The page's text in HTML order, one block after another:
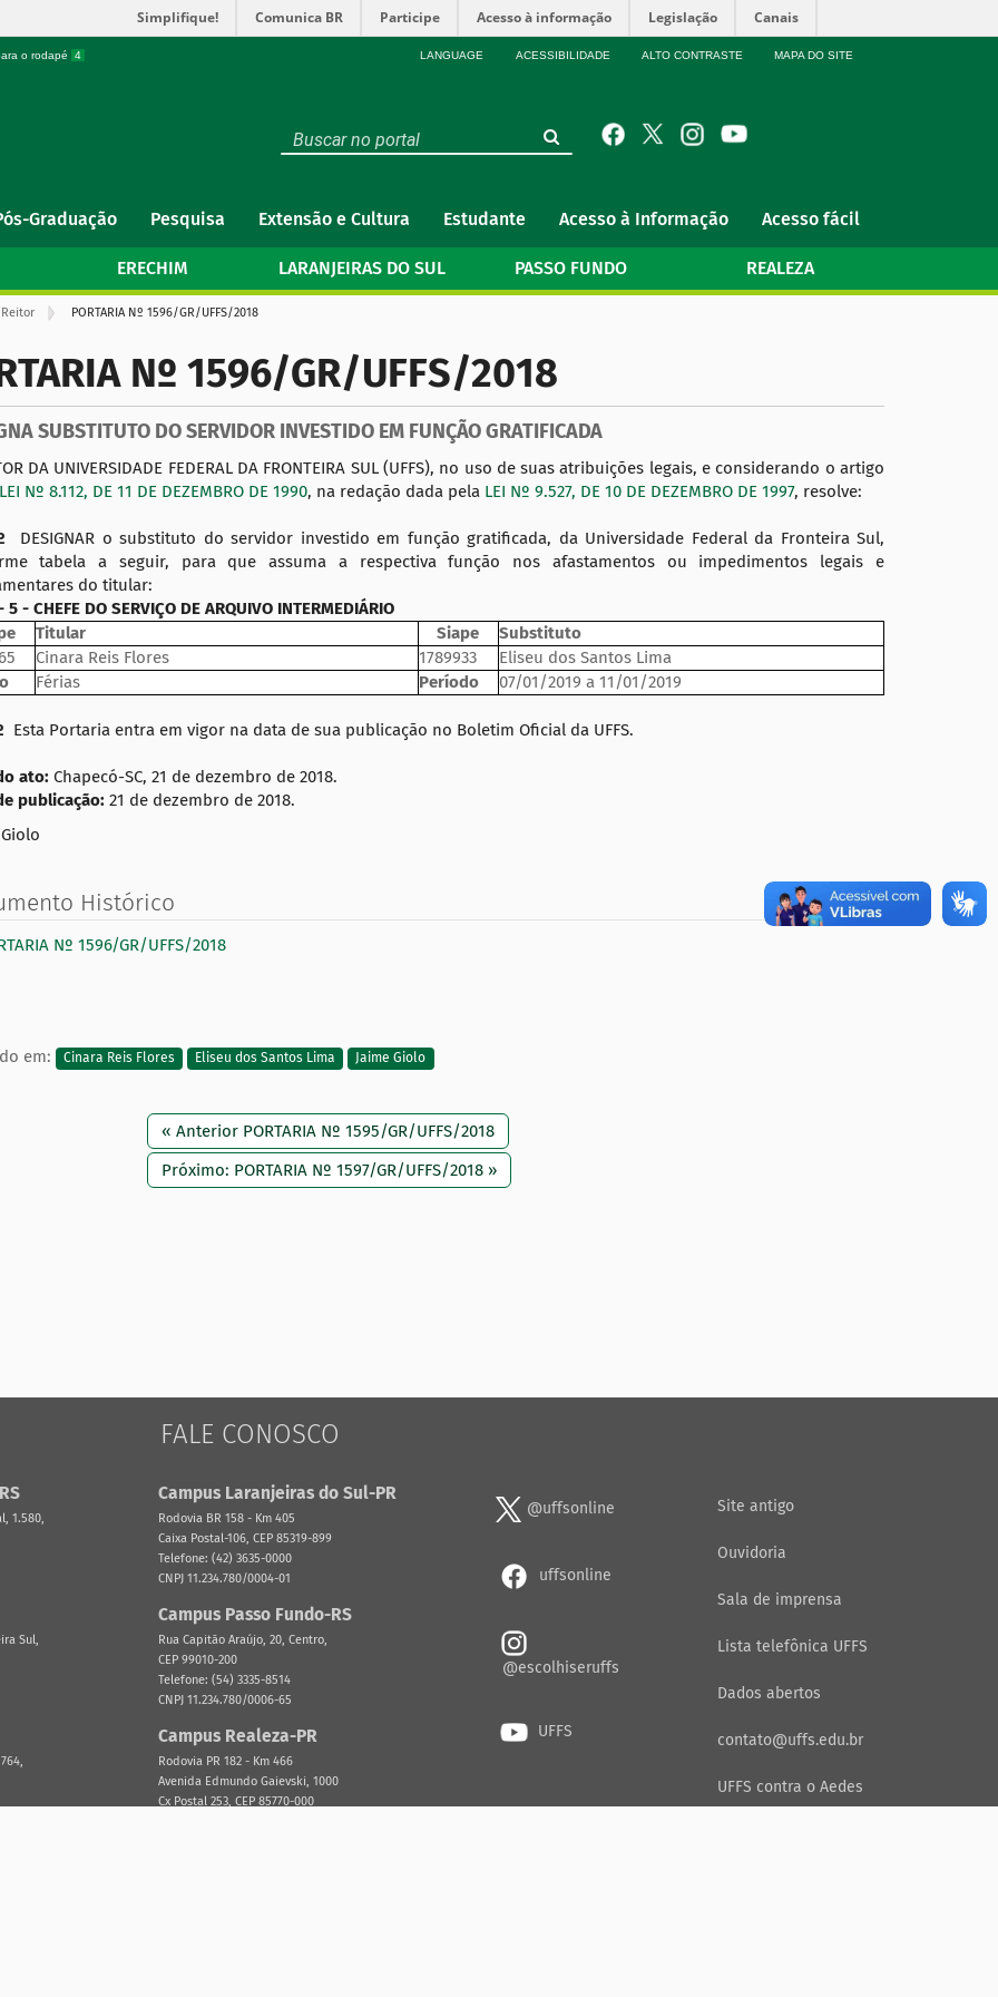
Simplifique! Comunica BR Participe Acesso à informação Legislação Canais
o rodapé 4 LANGUAGE ACESSIBILIDADE ALTO CONTRASTE MAPA DO SITE
Graduação Pesquisa Extensão e Cultura Estudante Acesso à Informação Acesso fácil
ERECHIM LARANJEIRAS DO SUL PASSO FUNDO REALEZA
PORTARIA Nº 1596/GR/UFFS/2018
Nº 1596/GR/UFFS/2018
SUBSTITUTO DO SERVIDOR INVESTIDO EM FUNÇÃO GRATIFICADA
DA UNIVERSIDADE FEDERAL DA FRONTEIRA SUL (UFFS), no uso de suas atribuições legais, e considerando o artigo
LEI Nº 8.112, DE 11 DE DEZEMBRO DE 1990, na redação dada pela LEI Nº 9.527, DE 10 DE DEZEMBRO DE 1997, resolve:
DESIGNAR o substituto do servidor investido em função gratificada, da Universidade Federal da Fronteira Sul,
tabela a seguir, para que assuma a respectiva função nos afastamentos ou impedimentos legais e
do titular:
5 - CHEFE DO SERVIÇO DE ARQUIVO INTERMEDIÁRIO
Titular Siape
Substituto
Cinara Reis Flores 1789933
Eliseu dos Santos Lima
Férias Período 07/01/2019 a 11/01/2019
Esta Portaria entra em vigor na data de sua publicação no Boletim Oficial da UFFS.
ato: Chapecó-SC, 21 de dezembro de 2018.
publicação: 21 de dezembro de 2018.
Histórico
Nº 1596/GR/UFFS/2018
em: Cinara Reis Flores Eliseu dos Santos Lima Jaime Giolo
« Anterior PORTARIA Nº 1595/GR/UFFS/2018
Próximo: PORTARIA Nº 1597/GR/UFFS/2018 »
FALE CONOSCO
1.580,
Sul,
Campus Laranjeiras do Sul-PR
Rodovia BR 158 - Km 405
Caixa Postal-106, CEP 85319-899
Telefone: (42) 3635-0000
CNPJ 11.234.780/0004-01
Campus Passo Fundo-RS
Rua Capitão Araújo, 20, Centro,
CEP 99010-200
Telefone: (54) 3335-8514
CNPJ 11.234.780/0006-65
Campus Realeza-PR
Rodovia PR 182 - Km 466
Avenida Edmundo Gaievski, 1000
Cx Postal 253, CEP 85770-000
@uffsonline
uffsonline
@escolhiseruffs
UFFS
Site antigo
Ouvidoria
Sala de imprensa
Lista telefônica UFFS
Dados abertos
contato@uffs.edu.br
UFFS contra o Aedes